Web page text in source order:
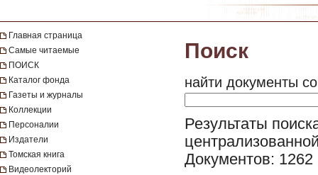
Главная страница
Самые читаемые
ПОИСК
Каталог фонда
Газеты и журналы
Коллекции
Персоналии
Издатели
Томская книга
Видеолекторий
Поиск
найти документы
Результаты
Документов: 1262